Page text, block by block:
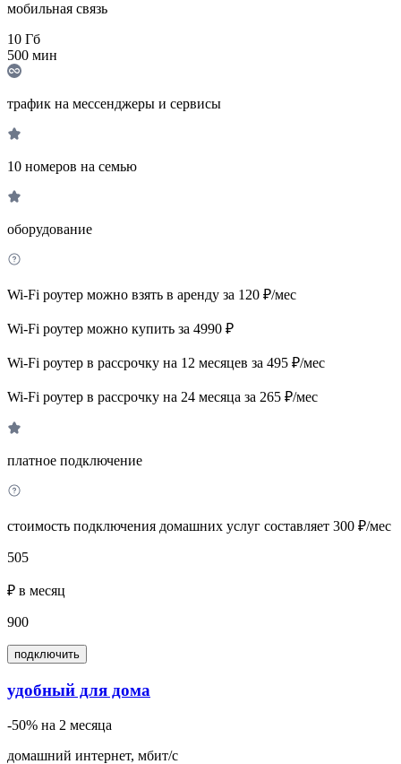
мобильная связь
10 Гб
500 мин
трафик на мессенджеры и сервисы
10 номеров на семью
оборудование
Wi-Fi роутер можно взять в аренду за 120 ₽/мес
Wi-Fi роутер можно купить за 4990 ₽
Wi-Fi роутер в рассрочку на 12 месяцев за 495 ₽/мес
Wi-Fi роутер в рассрочку на 24 месяца за 265 ₽/мес
платное подключение
стоимость подключения домашних услуг составляет 300 ₽/мес
505
₽ в месяц
900
подключить
удобный для дома
-50% на 2 месяца
домашний интернет, мбит/с